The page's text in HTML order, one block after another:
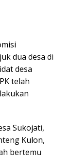
dua desa di
desa
telah
Sukojati,
Kulon,
bertemu